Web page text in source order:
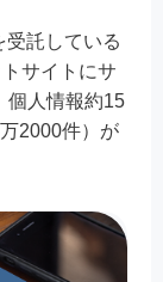
託している
サイトにサ
個人情報約15
2000件）が